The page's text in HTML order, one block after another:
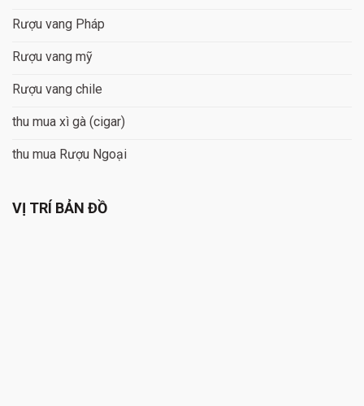
Rượu vang Pháp
Rượu vang mỹ
Rượu vang chile
thu mua xì gà (cigar)
thu mua Rượu Ngoại
VỊ TRÍ BẢN ĐỒ